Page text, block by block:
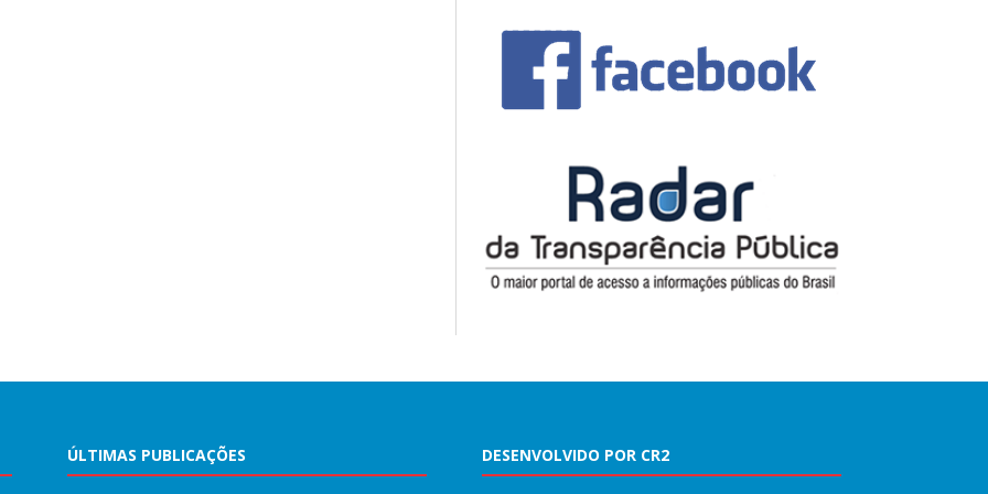
ÚLTIMAS PUBLICAÇÕES DESENVOLVIDO POR CR2